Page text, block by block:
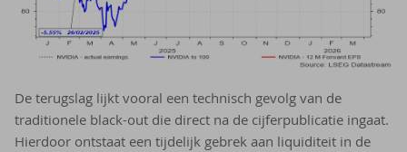
De terugslag lijkt vooral een technisch gevolg van de
traditionele black-out die direct na de cijferpublicatie ingaat.
Hierdoor ontstaat een tijdelijk gebrek aan liquiditeit in de